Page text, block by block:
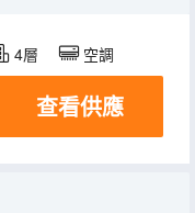
4層 空調
查看供應